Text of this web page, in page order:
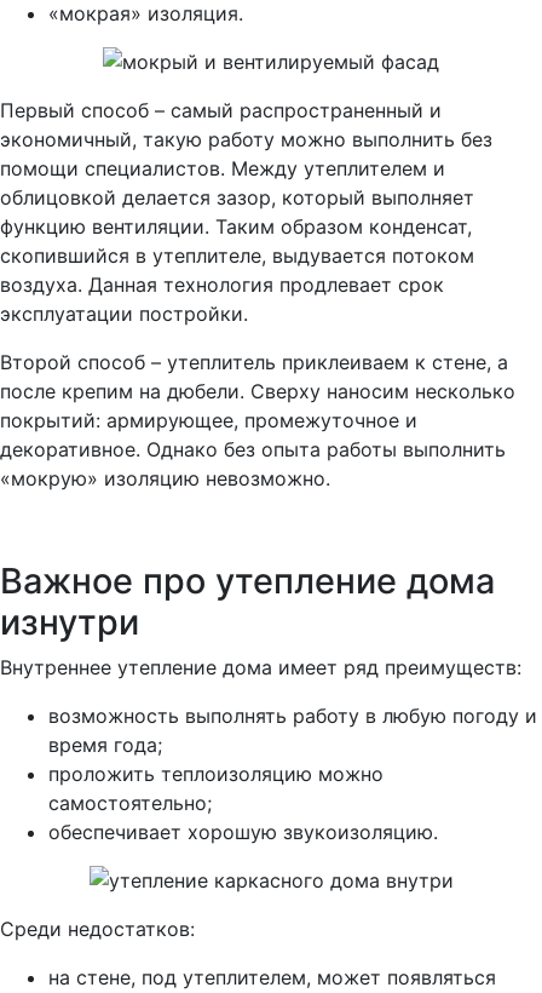
«мокрая» изоляция.
Первый способ – самый распространенный и
экономичный, такую работу можно выполнить без
помощи специалистов. Между утеплителем и
облицовкой делается зазор, который выполняет
функцию вентиляции. Таким образом конденсат,
скопившийся в утеплителе, выдувается потоком
воздуха. Данная технология продлевает срок
эксплуатации постройки.
Второй способ – утеплитель приклеиваем к стене, а
после крепим на дюбели. Сверху наносим несколько
покрытий: армирующее, промежуточное и
декоративное. Однако без опыта работы выполнить
«мокрую» изоляцию невозможно.
Важное про утепление дома
изнутри
Внутреннее утепление дома имеет ряд преимуществ:
возможность выполнять работу в любую погоду и
время года;
проложить теплоизоляцию можно
самостоятельно;
обеспечивает хорошую звукоизоляцию.
Среди недостатков:
на стене, под утеплителем, может появляться